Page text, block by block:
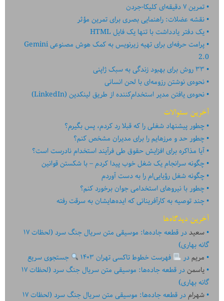
تمرین ۷ دقیقه‌ای کلیکا-جردن
نقشه عضلات: راهنمایی بصری برای تمرین مؤثر
یک دفتر یادداشت با تنها یک فایل HTML
پرامت حرفه‌ای برای تهیه زیرنویس به کمک هوش مصنوعی Gemini
2.0
۳۳ روش برای بهبود زندگی به سبک ژاپنی
نحوه‌ی نوشتن رزومه‌ای با لحن انسانی
نحوه‌ی یافتن مدیر استخدام‌کننده از طریق لینکدین (LinkedIn)
آخرین سئوالات
چطور پیشنهاد شغلی را که قبلا رد کردم، پس بگیرم؟
چطور حد و مرزهایم را برای مدیران مشخص کنم؟
آیا مذاکره برای افزایش حقوق طی فرآیند استخدام نادرست است؟
چگونه سرانجام یک شغل خوب پیدا کردم – با شکستن قوانین
چگونه شغل رؤیایی‌ام را به دست آوردم
چطور با نیروهای استخدامی جوان برخورد کنم؟
چند توصیه به کارآفرینانی که ایده‏‏‌‏‏‌هایشان به سرقت رفته
آخرین دیدگاه‌ها
سعیددر
قطعه جاده‌ها: موسیقی متن سریال جنگ سرد (لحظات ۱۷
گانه بهاری)
مریمدر فهرست خطوط تاکسی تهران ۱۴۰۳
جستجوی سریع
یاسمندر
قطعه جاده‌ها: موسیقی متن سریال جنگ سرد (لحظات ۱۷
گانه بهاری)
شهرامدر
قطعه جاده‌ها: موسیقی متن سریال جنگ سرد (لحظات ۱۷